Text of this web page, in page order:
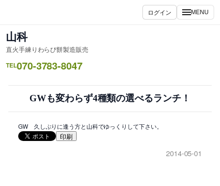
ス
キ
ッ
ログイン MENU
山科
直火手練りわらび餅製造販売
TEL070-3783-8047
GWも変わらず4種類の選べるランチ！
GW 久しぶりに逢う方と山科でゆっくりして下さい。
印刷
2014-05-01